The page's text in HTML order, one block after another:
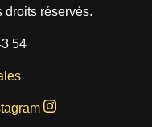
droits réservés.
54